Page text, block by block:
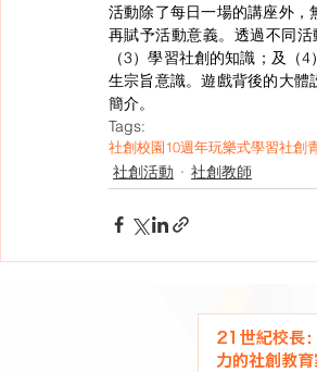
活動除了每日一場的講座外，
再賦予活動意義。透過不同
（3）學習社創的知識；及（
生宗旨意識。遊戲背後的大體
簡介。
Tags:
社創校園10週年玩樂式學習社創
社創活動 社創教師
21世紀校長
力的社創教育